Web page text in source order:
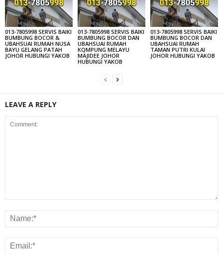
013-7805998 SERVIS BAIKI
BUMBUNG BOCOR &
UBAHSUAI RUMAH NUSA
BAYU GELANG PATAH
JOHOR HUBUNGI YAKOB
013-7805998 SERVIS BAIKI
BUMBUNG BOCOR DAN
UBAHSUAI RUMAH
KQMPUNG MELAYU
MAJIDEE JOHOR
HUBUNGI YAKOB
013-7805998 SERVIS BAIKI
BUMBUNG BOCOR DAN
UBAHSUAI RUMAH
TAMAN PUTRI KULAI
JOHOR HUBUNGI YAKOB
LEAVE A REPLY